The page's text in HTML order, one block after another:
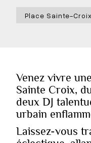
Place Sainte-Croix
Venez vivre
Sainte Croix,
deux DJ
urbain
Laissez-vous